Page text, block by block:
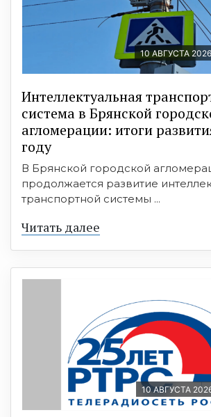
10 АВГУСТА
Интеллектуальная
система в Брянской
агломерации: итоги
году
В Брянской городской
продолжается развитие
транспортной системы ...
Читать далее
10 АВГУСТА